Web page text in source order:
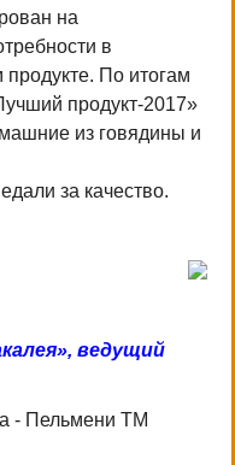
на
в
По итогам
продукт-2017»
из говядины и
за качество.
ведущий
- Пельмени ТМ